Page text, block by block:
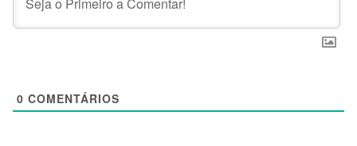
0 COMENTÁRIOS